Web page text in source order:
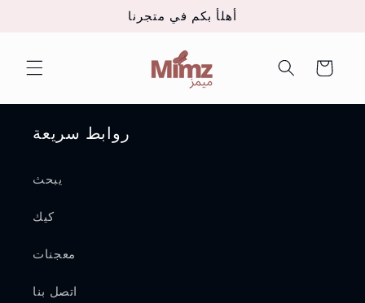
أهلأ بكم في متجرنا
عربة
التسوق
روابط سريعة
يبحث
كيك
معجنات
اتصل بنا